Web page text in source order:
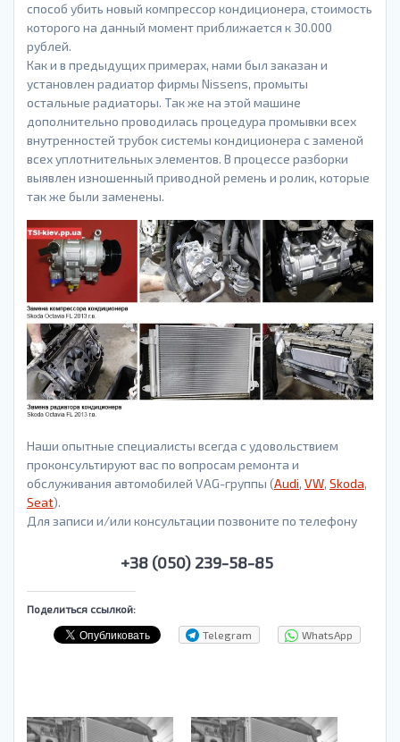
способ убить новый компрессор кондиционера, стоимость
которого на данный момент приближается к 30.000
рублей.
Как и в предыдущих примерах, нами был заказан и
установлен радиатор фирмы Nissens, промыты
остальные радиаторы. Так же на этой машине
дополнительно проводилась процедура промывки всех
внутренностей трубок системы кондиционера с заменой
всех уплотнительных элементов. В процессе разборки
выявлен изношенный приводной ремень и ролик, которые
так же были заменены.
Наши опытные специалисты всегда с удовольствием
проконсультируют вас по вопросам ремонта и
обслуживания автомобилей VAG-группы (Audi, VW, Skoda,
Seat).
Для записи и/или консультации позвоните по телефону
+38 (050) 239-58-85
Поделиться ссылкой:
Telegram WhatsApp